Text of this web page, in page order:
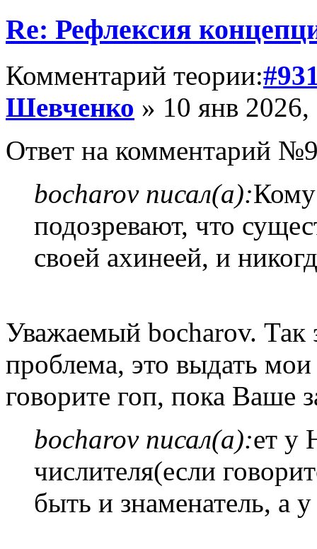
Re: Рефлексия
Комментарий теории:
Шевченко » 10 янв
Ответ на комментарий
bocharov писал(а):
подозревают, что
своей ахинеей, и
Уважаемый bocharov. Так
проблема, это выдать
говорите гоп, пока Ваше
bocharov писал(а):ет у
числителя(если
быть и знаменатель, а у